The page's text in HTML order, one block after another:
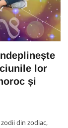
lor
și
din zodiac,